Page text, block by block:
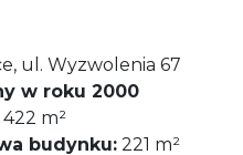
ul. Wyzwolenia 67
w roku 2000
422 m²
budynku: 221 m²